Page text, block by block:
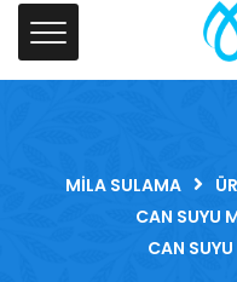
MILA SULAMA
CAN SUYU
CAN